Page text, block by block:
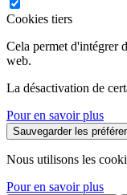
Cookies tiers
Cela permet d'intégrer
web.
La désactivation de
Pour en savoir plus
Sauvegarder les
Nous utilisons les
Pour en savoir plus